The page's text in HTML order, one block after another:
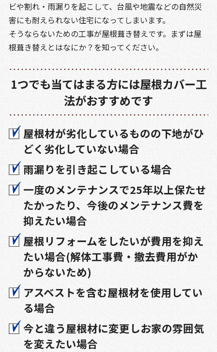
ビや割れ・雨漏りを起こして、台風や地震などの自然災
害にも耐えられない住宅になってしまいます。
そうならないための工事が屋根葺き替えです。まずは屋
根葺き替えとはなにか？を知ってください。
1つでも当てはまる方には屋根カバー工
法がおすすめです
屋根材が劣化しているものの下地がひ
どく劣化していない場合
雨漏りを引き起こしている場合
一度のメンテナンスで25年以上保たせ
たかったり、今後のメンテナンス費を
抑えたい場合
屋根リフォームをしたいが費用を抑え
たい場合(解体工事費・撤去費用がか
からないため)
アスベストを含む屋根材を使用してい
る場合
今と違う屋根材に変更しお家の雰囲気
を変えたい場合